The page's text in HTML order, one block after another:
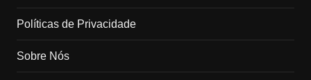
Políticas de Privacidade
Sobre Nós